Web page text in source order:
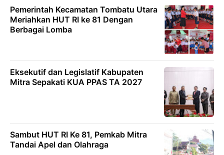
Pemerintah Kecamatan Tombatu Utara
Meriahkan HUT RI ke 81 Dengan
Berbagai Lomba
Eksekutif dan Legislatif Kabupaten
Mitra Sepakati KUA PPAS TA 2027
Sambut HUT RI Ke 81, Pemkab Mitra
Tandai Apel dan Olahraga